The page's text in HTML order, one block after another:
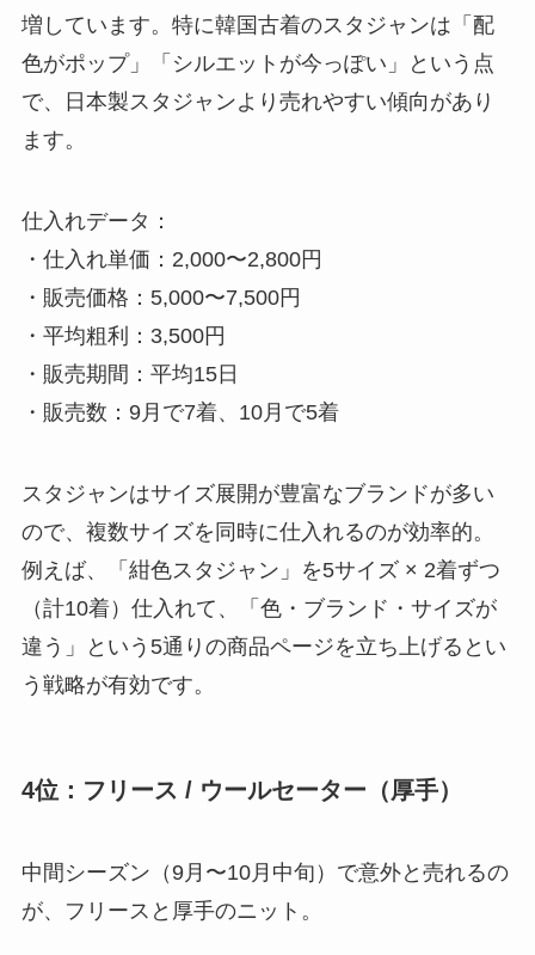
増しています。特に韓国古着のスタジャンは「配
色がポップ」「シルエットが今っぽい」という点
で、日本製スタジャンより売れやすい傾向があり
ます。
仕入れデータ：
・仕入れ単価：2,000〜2,800円
・販売価格：5,000〜7,500円
・平均粗利：3,500円
・販売期間：平均15日
・販売数：9月で7着、10月で5着
スタジャンはサイズ展開が豊富なブランドが多い
ので、複数サイズを同時に仕入れるのが効率的。
例えば、「紺色スタジャン」を5サイズ × 2着ずつ
（計10着）仕入れて、「色・ブランド・サイズが
違う」という5通りの商品ページを立ち上げるとい
う戦略が有効です。
4位：フリース / ウールセーター（厚手）
中間シーズン（9月〜10月中旬）で意外と売れるの
が、フリースと厚手のニット。